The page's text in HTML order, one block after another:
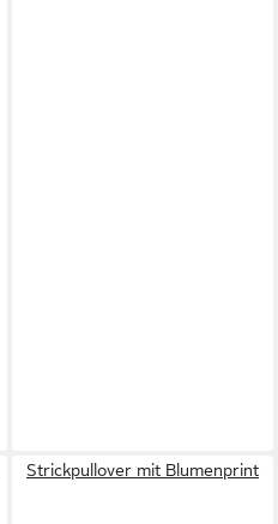
Strickpullover mit Blumenprint